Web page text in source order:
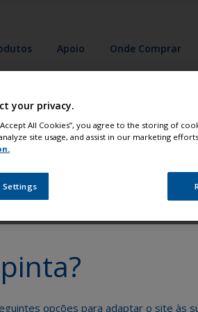
Apoio Onde Comprar
opções para adaptar o site às
o seu barco como
your privacy.
All Cookies”, you agree to the storing of
site usage, and assist in our marketing
Settings